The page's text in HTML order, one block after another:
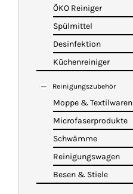
ÖKO Reiniger
Spülmittel
Desinfektion
Küchenreiniger
Reinigungszubehör
Moppe & Textilwaren
Microfaserprodukte
Schwämme
Reinigungswagen
Besen & Stiele